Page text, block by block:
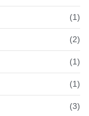
(1)
(2)
(1)
(1)
(3)